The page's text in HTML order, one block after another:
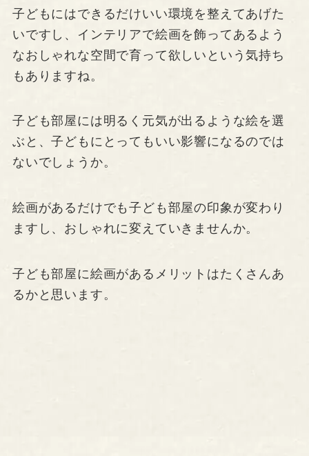
子どもにはできるだけいい環境を整えてあげた
いですし、インテリアで絵画を飾ってあるよう
なおしゃれな空間で育って欲しいという気持ち
もありますね。
子ども部屋には明るく元気が出るような絵を選
ぶと、子どもにとってもいい影響になるのでは
ないでしょうか。
絵画があるだけでも子ども部屋の印象が変わり
ますし、おしゃれに変えていきませんか。
子ども部屋に絵画があるメリットはたくさんあ
るかと思います。